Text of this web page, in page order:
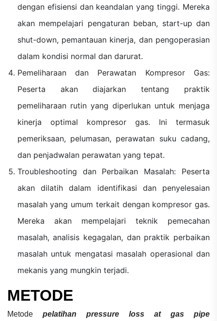
dengan efisiensi dan keandalan yang tinggi. Mereka
akan mempelajari pengaturan beban, start-up dan
shut-down, pemantauan kinerja, dan pengoperasian
dalam kondisi normal dan darurat.
Pemeliharaan dan Perawatan Kompresor Gas:
Peserta akan diajarkan tentang praktik
pemeliharaan rutin yang diperlukan untuk menjaga
kinerja optimal kompresor gas. Ini termasuk
pemeriksaan, pelumasan, perawatan suku cadang,
dan penjadwalan perawatan yang tepat.
Troubleshooting dan Perbaikan Masalah: Peserta
akan dilatih dalam identifikasi dan penyelesaian
masalah yang umum terkait dengan kompresor gas.
Mereka akan mempelajari teknik pemecahan
masalah, analisis kegagalan, dan praktik perbaikan
masalah untuk mengatasi masalah operasional dan
mekanis yang mungkin terjadi.
METODE
Metode
pelatihan pressure loss at gas pipe